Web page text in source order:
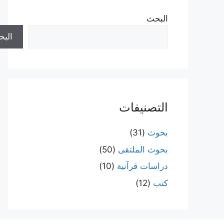
البحث
التصنيفات
بحوث (31)
بحوث الملتقى (50)
دراسات قرآنية (10)
كتب (12)